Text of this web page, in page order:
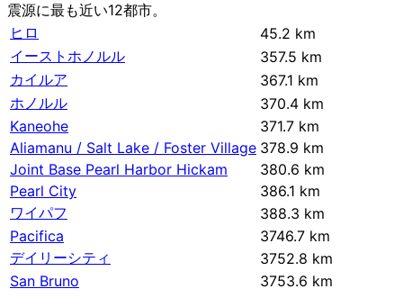
震源に最も近い12都市。
ヒロ
45.2 km
イーストホノルル
357.5 km
カイルア
367.1 km
ホノルル
370.4 km
Kaneohe
371.7 km
Aliamanu / Salt Lake / Foster Village 378.9 km
Joint Base Pearl Harbor Hickam
380.6 km
Pearl City
386.1 km
ワイパフ
388.3 km
Pacifica
3746.7 km
デイリーシティ
3752.8 km
San Bruno
3753.6 km